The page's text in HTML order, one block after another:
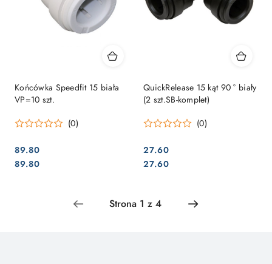
Końcówka Speedfit 15 biała
VP=10 szt.
(0)
Cena:
89.80
Cena:
89.80
QuickRelease 15 kąt 90 ° biały
(2 szt.SB-komplet)
(0)
Cena:
27.60
Cena:
27.60